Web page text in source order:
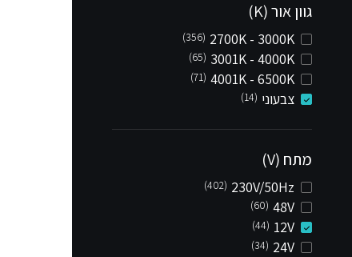
גוון אור (K)
2700K - 3000K
(356)
3001K - 4000K
(65)
4001K - 6500K
(71)
צבעוני (14)
מתח (V)
230V/50Hz
(402)
48V
(60)
12V
(44)
24V
(34)